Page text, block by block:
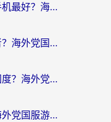
玩决战！平安京用苹果几手机最好？海外党必看的设备+加速器双攻略
印度尼西亚怎么玩我的勇者？海外党国服游戏加速避坑指南（附实况五行师解决方案）
瑞典怎么玩奥比岛：梦想国度？海外党亲测有效的国服游戏加速全攻略
意大利怎么玩神雕侠侣？海外党国服游戏加速终极指南（附欧洲玩王者王国保卫战4不卡技巧）